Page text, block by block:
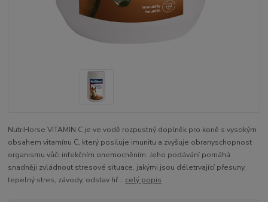
NutriHorse VITAMIN C je ve vodě rozpustný doplněk pro koně s vysokým
obsahem vitamínu C, který posiluje imunitu a zvyšuje obranyschopnost
organismu vůči infekčním onemocněním. Jeho podávání pomáhá
snadněji zvládnout stresové situace, jakými jsou déletrvající přesuny,
tepelný stres, závody, odstav hř... celý popis